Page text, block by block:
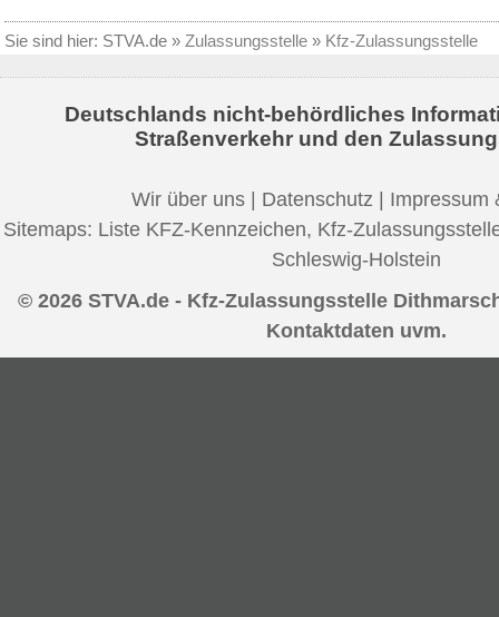
Sie sind hier: STVA.de » Zulassungsstelle » Kfz-Zulassungsstelle
Deutschlands nicht-behördliches
Straßenverkehr und den
Wir über uns | Datenschutz | Impressum
Sitemaps: Liste KFZ-Kennzeichen, Kfz-
Schleswig-Holstein
© 2026 STVA.de - Kfz-Zulassungsstelle
Kontaktdaten uvm.